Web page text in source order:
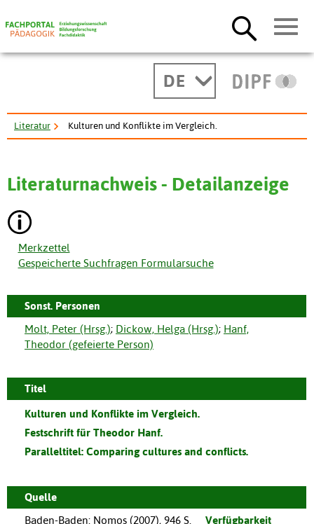
DE
Literatur Kulturen und Konflikte im Vergleich.
Literaturnachweis - Detailanzeige
Merkzettel
Gespeicherte Suchfragen Formularsuche
Sonst. Personen
Molt, Peter (Hrsg.); Dickow, Helga (Hrsg.); Hanf,
Theodor (gefeierte Person)
Titel
Kulturen und Konflikte im Vergleich.
Festschrift für Theodor Hanf.
Paralleltitel: Comparing cultures and conflicts.
Quelle
Baden-Baden: Nomos (2007), 946 S. Verfügbarkeit